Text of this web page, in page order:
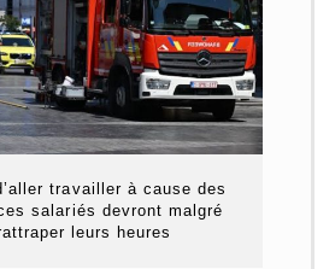
travailler à cause des
salariés devront malgré
leurs heures